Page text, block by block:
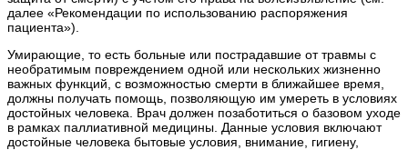
далее «Рекомендации по использованию распоряжения
пациента»).
Умирающие, то есть больные или пострадавшие от травмы с
необратимым повреждением одной или нескольких жизненно
важных функций, с возможностью смерти в ближайшее время,
должны получать помощь, позволяющую им умереть в условиях
достойных человека. Врач должен позаботиться о базовом уходе
в рамках паллиативной медицины. Данные условия включают
достойные человека бытовые условия, внимание, гигиену,